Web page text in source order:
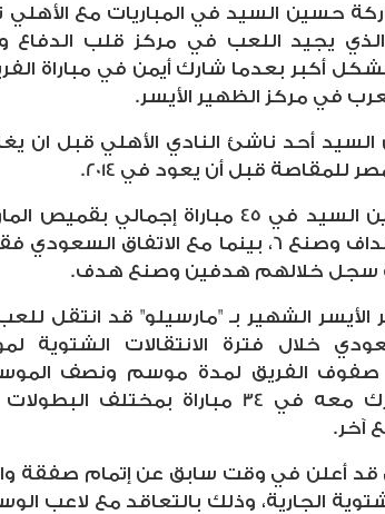
حسين السيد في المباريات مع الأهلي
يجيد اللعب في مركز قلب الدفاع
أكبر بعدما شارك أيمن في مباراة
في مركز الظهير الأيسر.
للمقاصة قبل أن يعود في 2014.
وشارك حسين السيد في 45 مباراة إجمالي
خلالهم 4 أهداف وصنع 6، بينما مع الاتفاق
الأيسر الشهير بـ "مارسيلو" قد انتقل
صفوف الفريق لمدة موسم ونصف
الإعارة، وشارك معه في 34 مباراة
آخر.
قد أعلن في وقت سابق عن إتمام صفقة
الجارية، وذلك بالتعاقد مع لاعب